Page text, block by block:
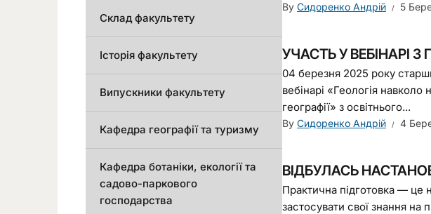
By Сидоренко Андрій 5
УЧАСТЬ У ВЕБІНАРІ З
04 березня 2025 року
вебінарі «Геологія
географії» з освітнього...
By Сидоренко Андрій 4
ВІДБУЛАСЬ
Практична підготовка — це
застосувати свої знання на
Склад факультету
Історія факультету
Випускники факультету
Кафедра географії та туризму
Кафедра ботаніки, екології та
садово-паркового
господарства